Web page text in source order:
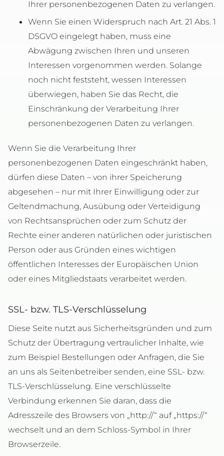
Ihrer personenbezogenen Daten zu verlangen.
Wenn Sie einen Widerspruch nach Art. 21 Abs. 1
DSGVO eingelegt haben, muss eine
Abwägung zwischen Ihren und unseren
Interessen vorgenommen werden. Solange
noch nicht feststeht, wessen Interessen
überwiegen, haben Sie das Recht, die
Einschränkung der Verarbeitung Ihrer
personenbezogenen Daten zu verlangen.
Wenn Sie die Verarbeitung Ihrer
personenbezogenen Daten eingeschränkt haben,
dürfen diese Daten – von ihrer Speicherung
abgesehen – nur mit Ihrer Einwilligung oder zur
Geltendmachung, Ausübung oder Verteidigung
von Rechtsansprüchen oder zum Schutz der
Rechte einer anderen natürlichen oder juristischen
Person oder aus Gründen eines wichtigen
öffentlichen Interesses der Europäischen Union
oder eines Mitgliedstaats verarbeitet werden.
SSL- bzw. TLS-Verschlüsselung
Diese Seite nutzt aus Sicherheitsgründen und zum
Schutz der Übertragung vertraulicher Inhalte, wie
zum Beispiel Bestellungen oder Anfragen, die Sie
an uns als Seitenbetreiber senden, eine SSL- bzw.
TLS-Verschlüsselung. Eine verschlüsselte
Verbindung erkennen Sie daran, dass die
Adresszeile des Browsers von „http://“ auf „https://“
wechselt und an dem Schloss-Symbol in Ihrer
Browserzeile.